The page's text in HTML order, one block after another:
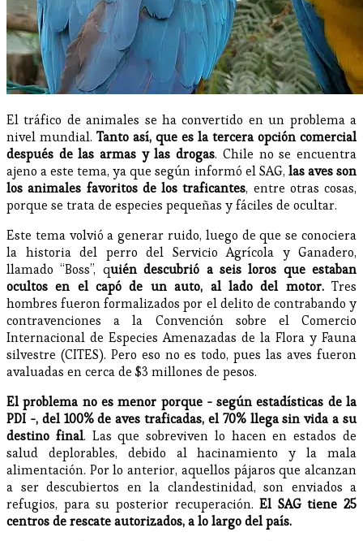
El tráfico de animales se ha convertido en un problema a
nivel mundial. Tanto así, que es la tercera opción comercial
después de las armas y las drogas. Chile no se encuentra
ajeno a este tema, ya que según informó el SAG, las aves son
los animales favoritos de los traficantes, entre otras cosas,
porque se trata de especies pequeñas y fáciles de ocultar.
Este tema volvió a generar ruido, luego de que se conociera
la historia del perro del Servicio Agrícola y Ganadero,
llamado “Boss”, quién descubrió a seis loros que estaban
ocultos en el capó de un auto, al lado del motor.Tres
hombres fueron formalizados por el delito de contrabando y
contravenciones a la Convención sobre el Comercio
Internacional de Especies Amenazadas de la Flora y Fauna
silvestre (CITES). Pero eso no es todo, pues las aves fueron
avaluadas en cerca de $3 millones de pesos.
El problema no es menor porque - según estadísticas de la
PDI -, del 100% de aves traficadas, el 70% llega sin vida a su
destino final. Las que sobreviven lo hacen en estados de
salud deplorables, debido al hacinamiento y la mala
alimentación. Por lo anterior, aquellos pájaros que alcanzan
a ser descubiertos en la clandestinidad, son enviados a
refugios, para su posterior recuperación.El SAG tiene 25
centros de rescate autorizados, a lo largo del país.